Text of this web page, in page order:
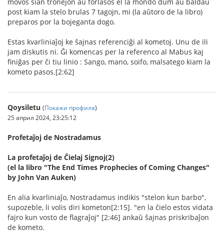
post kiam la stelo brulas 7 tagojn, mi (la aŭtoro de la libro)
preparos por la bojeganta dogo.
Estas kvarliniaĵoj ke ŝajnas referenciĝi al kometoj. Unu de ili
jam diskutis ni. Ĝi komencas per la referenco al Mabus kaj
finiĝas per ĉi tiu linio : Sango, mano, soifo, malsatego kiam la
kometo pasos.[2:62]
Qoysiletu (Покажи профила)
25 април 2024, 23:25:12
Profetaĵoj de Nostradamus
La profetaĵoj de Ĉielaj Signoj(2)
(el la libro "The End Times Prophecies of Coming Changes"
by John Van Auken)
En alia kvarliniaĵo, Nostradamus indikis "stelon kun barbo",
supozeble, li volis diri kometon[2:15]. "en la ĉielo estos vidata
fajro kun vosto de flagraĵoj" [2:46] ankaŭ ŝajnas priskribaĵon
de kometo.